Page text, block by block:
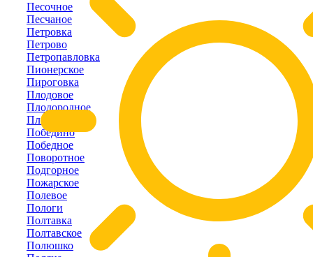
Песочное
Песчаное
Петровка
Петрово
Петропавловка
Пионерское
Пироговка
Плодовое
Плодородное
Плотинное
Победино
Победное
Поворотное
Подгорное
Пожарское
Полевое
Пологи
Полтавка
Полтавское
Полюшко